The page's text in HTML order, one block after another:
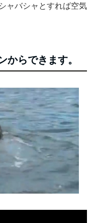
ャバシャとすれば空気
らできます。